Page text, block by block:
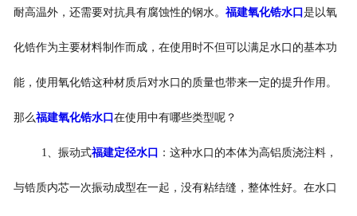
耐高温外，还需要对抗具有腐蚀性的钢水。 福建氧化锆水口 是以氧
化锆作为主要材料制作而成，在使用时不但可以满足水口的基本功
能，使用氧化锆这种材质后对水口的质量也带来一定的提升作用。
那么福建氧化锆水口 在使用中有哪些类型呢？
1、振动式福建定径水口 ：这种水口的本体为高铝质浇注料，
与锆质内芯一次振动成型在一起，没有粘结缝，整体性好。在水口